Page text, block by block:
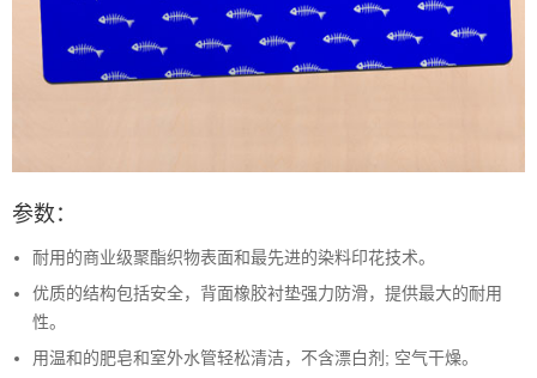
参数：
耐用的商业级聚酯织物表面和最先进的染料印花技术。
优质的结构包括安全，背面橡胶衬垫强力防滑，提供最大的耐用
性。
用温和的肥皂和室外水管轻松清洁，不含漂白剂; 空气干燥。